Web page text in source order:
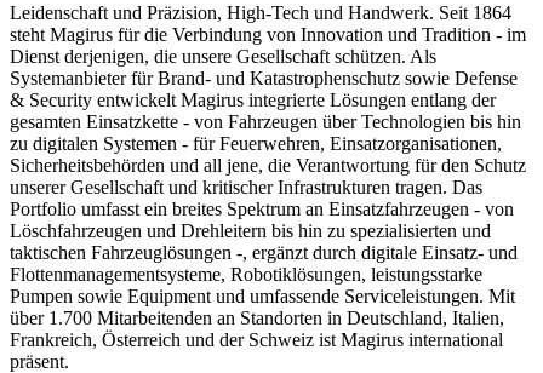
Leidenschaft und Präzision, High-Tech und Handwerk. Seit 1864
steht Magirus für die Verbindung von Innovation und Tradition - im
Dienst derjenigen, die unsere Gesellschaft schützen. Als
Systemanbieter für Brand- und Katastrophenschutz sowie Defense
& Security entwickelt Magirus integrierte Lösungen entlang der
gesamten Einsatzkette - von Fahrzeugen über Technologien bis hin
zu digitalen Systemen - für Feuerwehren, Einsatzorganisationen,
Sicherheitsbehörden und all jene, die Verantwortung für den Schutz
unserer Gesellschaft und kritischer Infrastrukturen tragen. Das
Portfolio umfasst ein breites Spektrum an Einsatzfahrzeugen - von
Löschfahrzeugen und Drehleitern bis hin zu spezialisierten und
taktischen Fahrzeuglösungen -, ergänzt durch digitale Einsatz- und
Flottenmanagementsysteme, Robotiklösungen, leistungsstarke
Pumpen sowie Equipment und umfassende Serviceleistungen. Mit
über 1.700 Mitarbeitenden an Standorten in Deutschland, Italien,
Frankreich, Österreich und der Schweiz ist Magirus international
präsent.